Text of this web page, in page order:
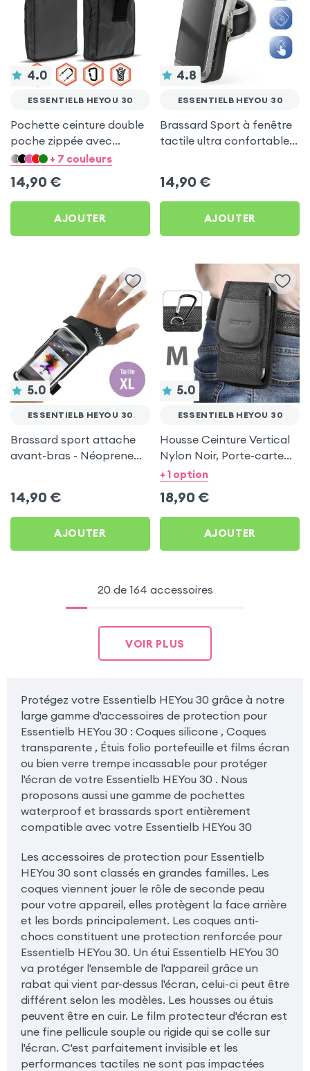
4.0
ESSENTIELB HEYOU 30
Pochette ceinture double
poche zippée avec
mousqueton + Lanière -
HEYou 30
+ 7 couleurs
14,90 €
AJOUTER
4.8
ESSENTIELB HEYOU 30
Brassard Sport à fenêtre
tactile ultra confortable
14,90 €
AJOUTER
5.0
ESSENTIELB HEYOU 30
Brassard sport attache
avant-bras - Néoprene
14,90 €
AJOUTER
5.0
ESSENTIELB HEYOU 30
Housse Ceinture Vertical
Nylon Noir, Porte-carte
intégré pour Essentielb
+ 1 option
18,90 €
AJOUTER
20 de 164 accessoires
VOIR PLUS
Protégez votre Essentielb HEYou 30 grâce à notre
large gamme d'accessoires de protection pour
Essentielb HEYou 30 : Coques silicone , Coques
transparente , Étuis folio portefeuille et films écran
ou bien verre trempe incassable pour protéger
l'écran de votre Essentielb HEYou 30 . Nous
proposons aussi une gamme de pochettes
waterproof et brassards sport entièrement
compatible avec votre Essentielb HEYou 30
Les accessoires de protection pour Essentielb
HEYou 30 sont classés en grandes familles. Les
coques viennent jouer le rôle de seconde peau
pour votre appareil, elles protègent la face arrière
et les bords principalement. Les coques anti-
chocs constituent une protection renforcée pour
Essentielb HEYou 30. Un étui Essentielb HEYou 30
va protéger l'ensemble de l'appareil grâce un
rabat qui vient par-dessus l'écran, celui-ci peut être
différent selon les modèles. Les housses ou étuis
peuvent être en cuir. Le film protecteur d'écran est
une fine pellicule souple ou rigide qui se colle sur
l'écran. C'est parfaitement invisible et les
performances tactiles ne sont pas impactées